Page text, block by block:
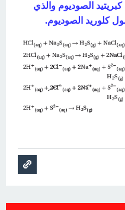
الصوديوم والذي
كلوريد الصوديوم.